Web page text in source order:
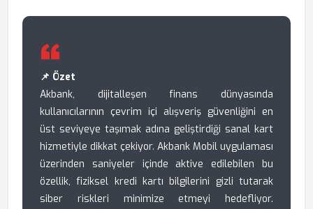
📌 Özet
Akbank, dijitalleşen finans dünyasında
kullanıcılarının çevrim içi alışveriş güvenliğini en
üst seviyeye taşımak adına geliştirdiği sanal kart
hizmetiyle dikkat çekiyor. Akbank Mobil uygulaması
üzerinden saniyeler içinde aktive edilebilen bu
özellik, fiziksel kredi kartı bilgilerini gizli tutarak
siber riskleri minimize etmeyi hedefliyor.